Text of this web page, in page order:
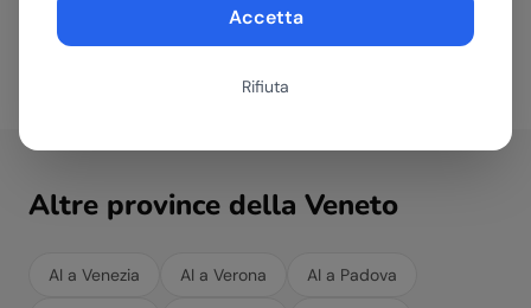
Accetta
Rifiuta
indipendentemente dal settore in cui opera.
Altre province della Veneto
AI a Venezia AI a Verona AI a Padova